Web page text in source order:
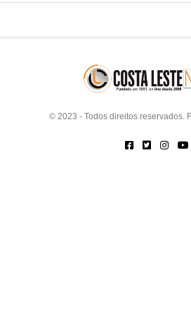
© 2023 - Todos direitos reservados.